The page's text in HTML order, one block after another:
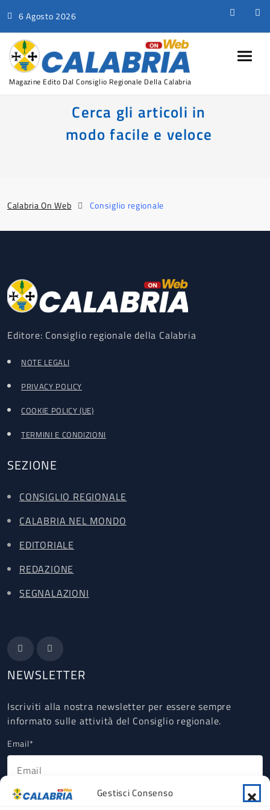
Gestisci Consenso
6 Agosto 2026
Magazine Edito Dal Consiglio Regionale Della Calabria
Cerca gli articoli in
modo facile e veloce
Calabria On Web Consiglio regionale
Editore: Consiglio regionale della Calabria
NOTE LEGALI
PRIVACY POLICY
COOKIE POLICY (UE)
TERMINI E CONDIZIONI
SEZIONE
CONSIGLIO REGIONALE
CALABRIA NEL MONDO
EDITORIALE
REDAZIONE
SEGNALAZIONI
NEWSLETTER
Iscriviti alla nostra newsletter per essere sempre
informato sulle attività del Consiglio regionale.
Email*
Ho letto, compreso e accettato la Privacy Policy riguardante il